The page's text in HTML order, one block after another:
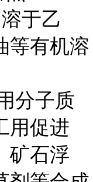
于乙
等有机溶
分子质
用促进
矿石浮